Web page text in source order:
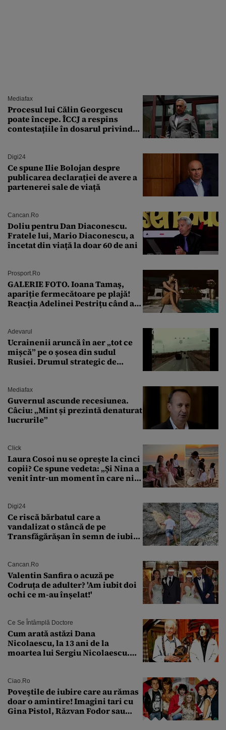
Mediafax
Procesul lui Călin Georgescu
poate începe. ÎCCJ a respins
contestațiile în dosarul privind
Digi24
Ce spune Ilie Bolojan despre
publicarea declarației de avere a
partenerei sale de viață
Cancan.ro
Doliu pentru Dan Diaconescu.
Fratele lui, Mario Diaconescu, a
încetat din viață la doar 60 de ani
Prosport.ro
GALERIE FOTO. Ioana Tamaş,
apariție fermecătoare pe plajă!
Reacția Adelinei Pestrițu când a
Adevarul
Ucrainenii aruncă în aer „tot ce
mișcă” pe o șosea din sudul
Rusiei. Drumul strategic de
Mediafax
Guvernul ascunde recesiunea.
Câciu: „Mint și prezintă denaturat
lucrurile”
Click
Laura Cosoi nu se oprește la cinci
copii? Ce spune vedeta: „Și Nina a
venit într-un moment în care nici
Digi24
Ce riscă bărbatul care a
vandalizat o stâncă de pe
Transfăgărășan în semn de iubire
Cancan.ro
Valentin Sanfira o acuză pe
Codruța de adulter? 'Am iubit doi
ochi ce m-au înșelat!'
Ce Se Întâmplă Doctore
Cum arată astăzi Dana
Nicolaescu, la 13 ani de la
moartea lui Sergiu Nicolaescu.
Ciao.ro
Poveştile de iubire care au rămas
doar o amintire! Imagini tari cu
Gina Pistol, Răzvan Fodor sau